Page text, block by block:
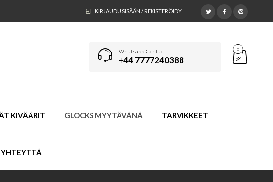
KIRJAUDU SISÄÄN / REKISTERÖIDY
Whatsapp Contact
+44 7777240388
0
KIVÄÄRIT GLOCKS MYYTÄVÄNÄ TARVIKKEET
YHTEYTTÄ